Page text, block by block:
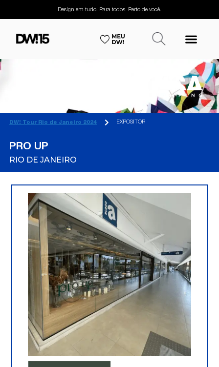
Design em tudo. Para todos. Perto de você.
DW! Tour Rio de Janeiro 2024 EXPOSITOR
PRO UP
RIO DE JANEIRO